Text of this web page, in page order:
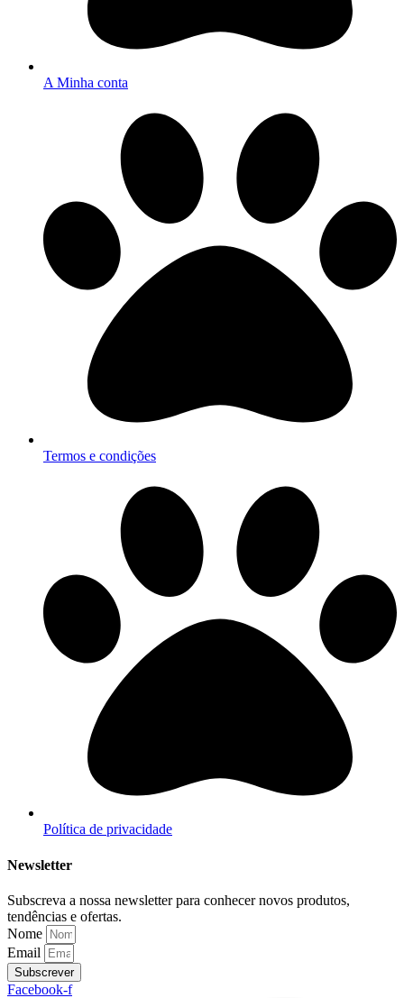
A Minha conta
Termos e condições
Política de privacidade
Newsletter
Subscreva a nossa newsletter para conhecer novos produtos,
tendências e ofertas.
Nome
Email
Subscrever
Facebook-f